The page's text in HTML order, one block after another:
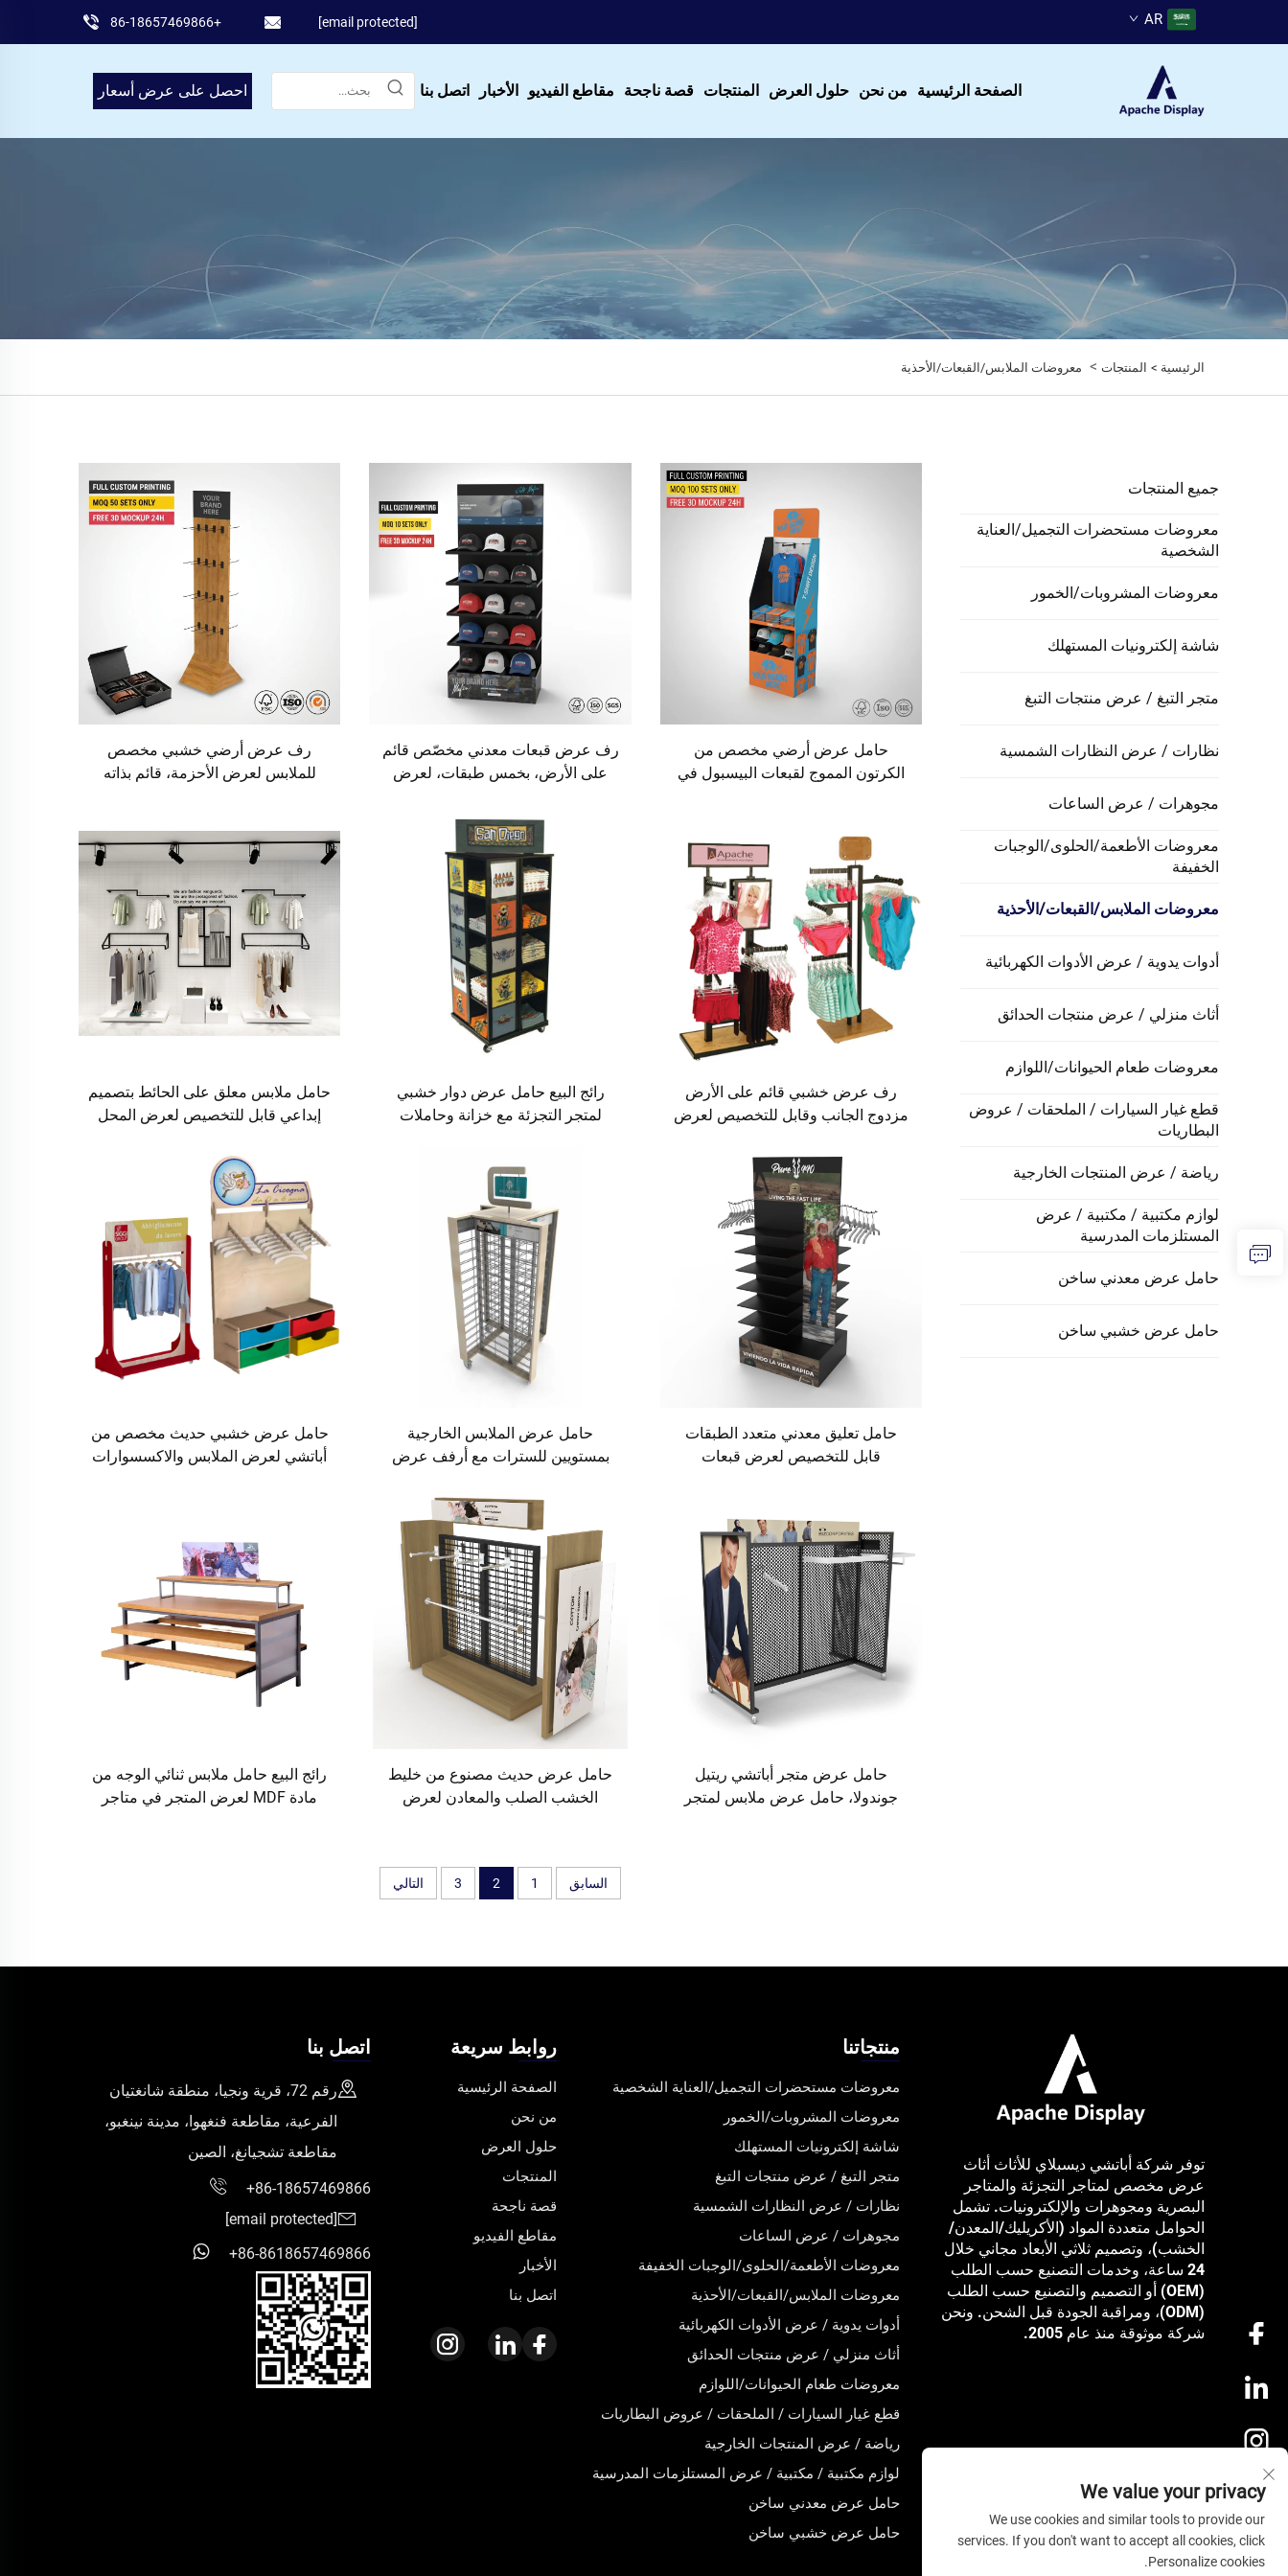
+86-18657469866 [email protected] AR
الصفحة الرئيسية من نحن حلول العرض المنتجات قصة ناجحة مقاطع الفيديو الأخبار اتصل بنا احصل على عرض أسعار
الرئيسية > المنتجات > معروضات الملابس/القبعات/الأحذية
جميع المنتجات
معروضات مستحضرات التجميل/العناية
الشخصية
معروضات المشروبات/الخمور
شاشة إلكترونيات المستهلك
متجر التبغ / عرض منتجات التبغ
نظارات / عرض النظارات الشمسية
مجوهرات / عرض الساعات
معروضات الأطعمة/الحلوى/الوجبات
الخفيفة
معروضات الملابس/القبعات/الأحذية
أدوات يدوية / عرض الأدوات الكهربائية
أثاث منزلي / عرض منتجات الحدائق
معروضات طعام الحيوانات/اللوازم
قطع غيار السيارات / الملحقات / عروض
البطاريات
رياضة / عرض المنتجات الخارجية
لوازم مكتبية / مكتبية / عرض
المستلزمات المدرسية
حامل عرض معدني ساخن
حامل عرض خشبي ساخن
حامل عرض أرضي مخصص من
الكرتون المموج لقبعات البيسبول في
مثل القمصان والملابس الأخرى
رف عرض قبعات معدني مخصّص قائم
على الأرض، بخمس طبقات، لعرض
البيسبول)، مناسب لمتاجر التجزئة
والبيع بالجملة.
رف عرض أرضي خشبي مخصص
للملابس لعرض الأحزمة، قائم بذاته
مزود بخطافات
رف عرض خشبي قائم على الأرض
مزدوج الجانب وقابل للتخصيص لعرض
طراز أباتشي
رائج البيع حامل عرض دوار خشبي
لمتجر التجزئة مع خزانة وحاملات
حامل ملابس معلق على الحائط بتصميم
إبداعي قابل للتخصيص لعرض المحل
حامل تعليق معدني متعدد الطبقات
قابل للتخصيص لعرض قبعات
حامل عرض الملابس الخارجية
بمستويين للسترات مع أرفف عرض
حامل عرض خشبي حديث مخصص من
أباتشي لعرض الملابس والاكسسوارات
حامل عرض متجر أباتشي ريتيل
جوندولا، حامل عرض ملابس لمتجر
حامل عرض حديث مصنوع من خليط
الخشب الصلب والمعادن لعرض
رائج البيع حامل ملابس ثنائي الوجه من
مادة MDF لعرض المتجر في متاجر
السابق 1
2
3 التالي
توفر شركة أباتشي ديسبلاي للأثاث أثاث
عرض مخصص لمتاجر التجزئة والمتاجر
البصرية ومجوهرات والإلكترونيات. تشمل
الحوامل متعددة المواد (الأكريليك/المعدن/
الخشب)، وتصميم ثلاثي الأبعاد مجاني خلال
24 ساعة، وخدمات التصنيع حسب الطلب
(OEM) أو التصميم والتصنيع حسب الطلب
(ODM)، ومراقبة الجودة قبل الشحن. ونحن
شركة موثوقة منذ عام 2005.
منتجاتنا
معروضات مستحضرات التجميل/العناية الشخصية
معروضات المشروبات/الخمور
شاشة إلكترونيات المستهلك
متجر التبغ / عرض منتجات التبغ
نظارات / عرض النظارات الشمسية
مجوهرات / عرض الساعات
معروضات الأطعمة/الحلوى/الوجبات الخفيفة
معروضات الملابس/القبعات/الأحذية
أدوات يدوية / عرض الأدوات الكهربائية
أثاث منزلي / عرض منتجات الحدائق
معروضات طعام الحيوانات/اللوازم
قطع غيار السيارات / الملحقات / عروض البطاريات
رياضة / عرض المنتجات الخارجية
لوازم مكتبية / مكتبية / عرض المستلزمات المدرسية
حامل عرض معدني ساخن
حامل عرض خشبي ساخن
روابط سريعة
الصفحة الرئيسية
من نحن
حلول العرض
المنتجات
قصة ناجحة
مقاطع الفيديو
الأخبار
اتصل بنا
اتصل بنا
رقم 72، قرية ونجيا، منطقة شانغتيان
الفرعية، مقاطعة فنغهوا، مدينة نينغبو،
مقاطعة تشجيانغ، الصين
+86-18657469866
[email protected]
+86-8618657469866
We value your privacy
We use cookies and similar tools to provide our
services. If you don't want to accept all cookies, click
Personalize cookies.